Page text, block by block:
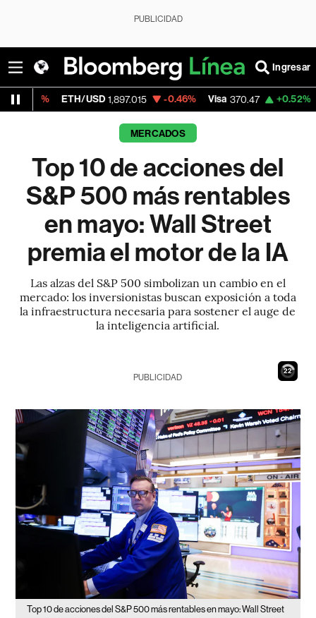
PUBLICIDAD
Ingresar
ETH/USD 1,897.015 -0.46% Visa 370.47 +0.52%
MERCADOS
Top 10 de acciones del
S&P 500 más rentables
en mayo: Wall Street
premia el motor de la IA
Las alzas del S&P 500 simbolizan un cambio en el
mercado: los inversionistas buscan exposición a toda
la infraestructura necesaria para sostener el auge de
la inteligencia artificial.
21
PUBLICIDAD
Top 10 de acciones del S&P 500 más rentables en mayo: Wall Street